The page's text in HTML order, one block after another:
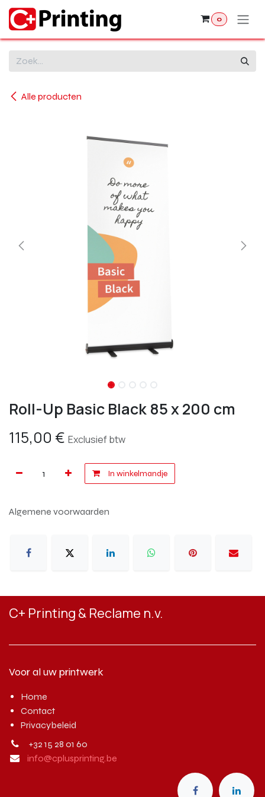
Overslaan naar inhoud
0
Alle producten
Roll-Up Basic Black 85 x 200 cm
115,00 € Exclusief btw
In winkelmandje
Algemene voorwaarden
C+ Printing & Reclame n.v.
Voor al uw printwerk
Home
Contact
Privacybeleid
+32 15 28 01 60
info@cplusprinting.be